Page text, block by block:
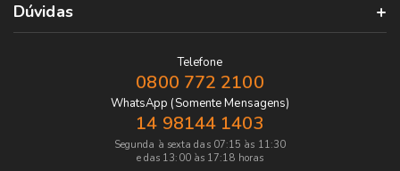
Dúvidas
Telefone
0800 772 2100
WhatsApp (Somente Mensagens)
14 98144 1403
Segunda à sexta das 07:15 às 11:30
e das 13:00 às 17:18 horas